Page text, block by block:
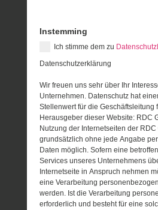
Instemming
Ich stimme dem zu
Datenschutzerklärung
Wir freuen uns sehr über Ihr
Unternehmen. Datenschutz hat
Stellenwert für die Geschäftsleitung
Herausgeber dieser Website: RDC
Nutzung der Internetseiten der
grundsätzlich ohne jede Angabe
Daten möglich. Sofern eine
Services unseres Unternehmens
Internetseite in Anspruch nehmen
eine Verarbeitung
werden. Ist die Verarbeitung
erforderlich und besteht für eine